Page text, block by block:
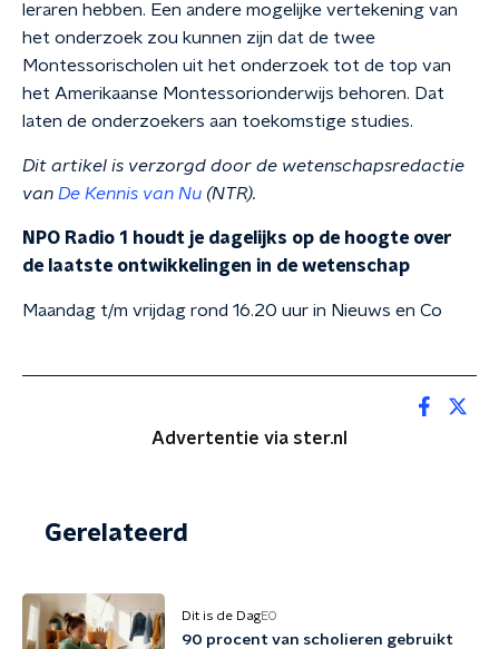
leraren hebben. Een andere mogelijke vertekening van
het onderzoek zou kunnen zijn dat de twee
Montessorischolen uit het onderzoek tot de top van
het Amerikaanse Montessorionderwijs behoren. Dat
laten de onderzoekers aan toekomstige studies.
Dit artikel is verzorgd door de wetenschapsredactie
van De Kennis van Nu (NTR).
NPO Radio 1 houdt je dagelijks op de hoogte over
de laatste ontwikkelingen in de wetenschap
Maandag t/m vrijdag rond 16.20 uur in Nieuws en Co
Advertentie via ster.nl
Gerelateerd
Dit is de DagEO
90 procent van scholieren gebruikt